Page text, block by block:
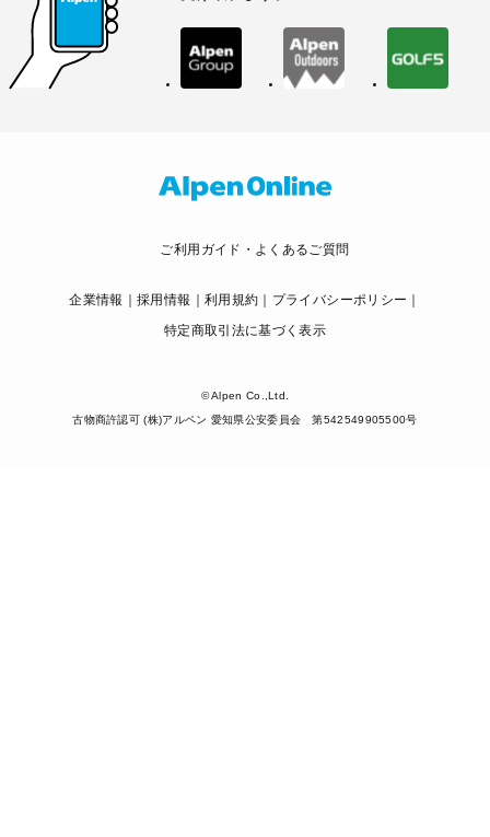
ご利用ガイド・よくあるご質問
企業情報 採用情報 利用規約
プライバシーポリシー
特定商取引法に基づく表示
© Alpen Co.,Ltd.
古物商許認可 (株)アルペン 愛知県公安委員会 第542549905500号